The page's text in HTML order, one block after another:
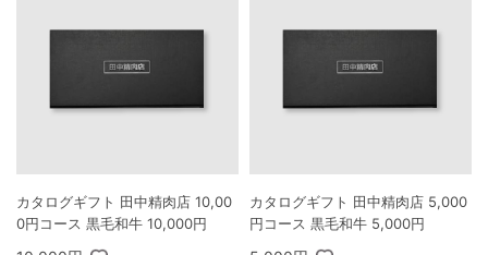
カタログギフト 田中精肉店 10,00
0円コース 黒毛和牛 10,000円
カタログギフト 田中精肉店 5,000
円コース 黒毛和牛 5,000円